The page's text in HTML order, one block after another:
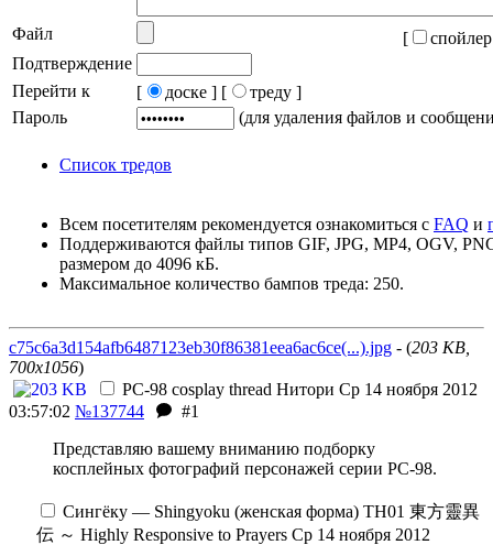
Файл [
Подтверждение
Перейти к
[ доске ] [
треду ]
Пароль
(для удаления файлов и
Список тредов
Всем посетителям рекомендуется ознакомиться с FAQ и
Поддерживаются файлы типов GIF, JPG, MP4, OGV,
размером до 4096 кБ.
Максимальное количество бампов треда: 250.
c75c6a3d154afb6487123eb30f86381eea6ac6ce(...).jpg - (203 KB,
700x1056)
PC-98 cosplay thread Нитори Ср 14 ноября 2012
03:57:02 №137744
#1
Представляю вашему вниманию подборку
косплейных фотографий персонажей серии PC-98.
Сингёку — Shingyoku (женская форма) TH01 東方靈異
伝 ～ Highly Responsive to Prayers Ср 14 ноября 2012